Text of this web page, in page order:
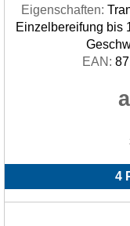
Eigenschaften:
Einzelbereifung bis
EAN:
4